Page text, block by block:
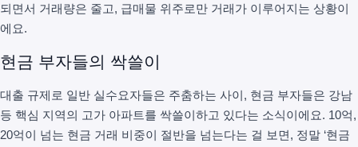
되면서 거래량은 줄고, 급매물 위주로만 거래가 이루어지는 상황이
에요.
현금 부자들의 싹쓸이
대출 규제로 일반 실수요자들은 주춤하는 사이, 현금 부자들은 강남
등 핵심 지역의 고가 아파트를 싹쓸이하고 있다는 소식이에요. 10억,
20억이 넘는 현금 거래 비중이 절반을 넘는다는 걸 보면, 정말 ‘현금